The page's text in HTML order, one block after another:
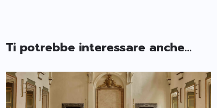
Ti potrebbe interessare anche...